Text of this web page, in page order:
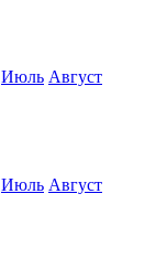
Июль Август
Июль Август